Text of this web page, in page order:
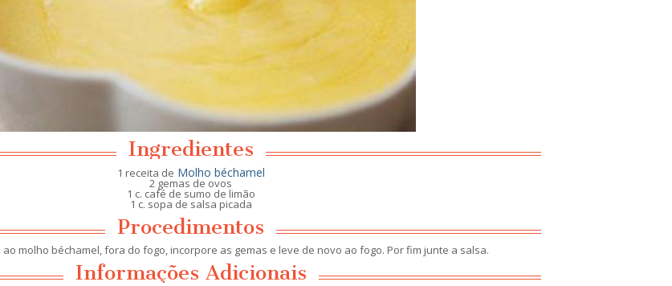
Ingredientes
1 receita de Molho béchamel
2 gemas de ovos
1 c. café de sumo de limão
1 c. sopa de salsa picada
Procedimentos
ao molho béchamel, fora do fogo, incorpore as gemas e leve de novo ao fogo. Por fim junte a salsa.
Informações Adicionais